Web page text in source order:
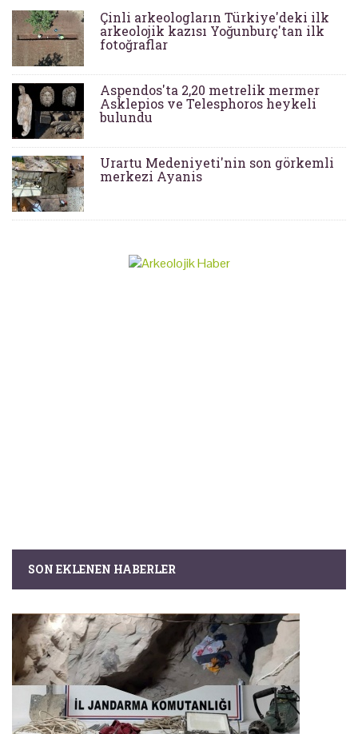
Çinli arkeologların Türkiye'deki ilk
arkeolojik kazısı Yoğunburç'tan ilk
fotoğraflar
Aspendos'ta 2,20 metrelik mermer
Asklepios ve Telesphoros heykeli
bulundu
Urartu Medeniyeti'nin son görkemli
merkezi Ayanis
SON EKLENEN HABERLER